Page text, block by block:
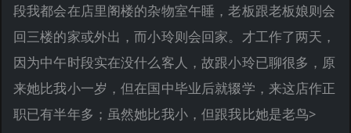
段我都会在店里阁楼的杂物室午睡，老板跟老板娘则会
回三楼的家或外出，而小玲则会回家。才工作了两天，
因为中午时段实在没什么客人，故跟小玲已聊很多，原
来她比我小一岁，但在国中毕业后就辍学，来这店作正
职已有半年多；虽然她比我小，但跟我比她是老鸟>